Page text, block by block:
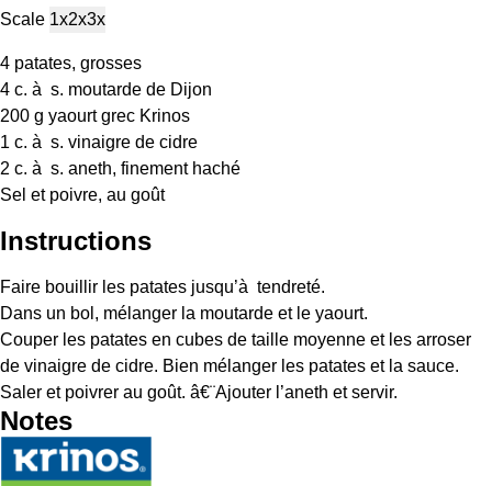
Scale 1x2x3x
4 patates, grosses
4 c. à s. moutarde de Dijon
200 g yaourt grec Krinos
1 c. à s. vinaigre de cidre
2 c. à s. aneth, finement haché
Sel et poivre, au goût
Instructions
Faire bouillir les patates jusqu’à tendreté.
Dans un bol, mélanger la moutarde et le yaourt.
Couper les patates en cubes de taille moyenne et les arroser
de vinaigre de cidre. Bien mélanger les patates et la sauce.
Saler et poivrer au goût. â€¨Ajouter l’aneth et servir.
Notes